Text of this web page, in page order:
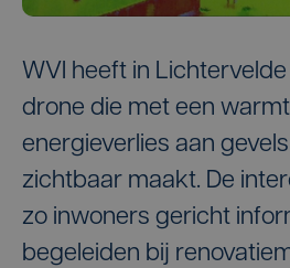
WVI heeft in
drone die met een
energieverlies aan
zichtbaar maakt. De
zo inwoners gericht
begeleiden bij